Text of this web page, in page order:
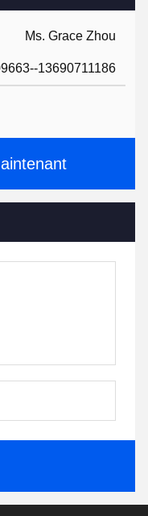
Ms. Grace Zhou
13690711186